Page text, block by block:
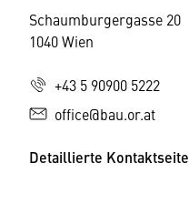
Schaumburgergasse 20
1040 Wien
+43 5 90900 5222
office@bau.or.at
Detaillierte Kontaktseite